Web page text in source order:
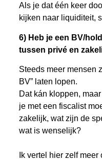
Als je dat één keer
kijken naar liquiditeit,
6) Heb je een BV/
tussen privé en
Steeds meer mensen
BV” laten lopen.
Dat kán kloppen,
je met een fiscalist
zakelijk, wat zijn de
wat is wenselijk?
Ik vertel hier zelf